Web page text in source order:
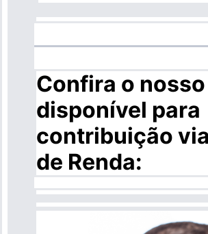
Confira o
disponível para
contribuição
de Renda: